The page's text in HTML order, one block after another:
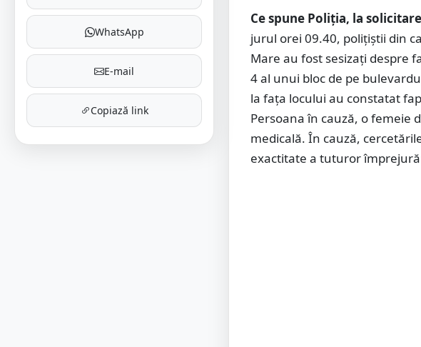
WhatsApp
E-mail
Copiază link
Ce spune Poliția, la
jurul orei 09.40, polițiștii din
Mare au fost sesizați despre
4 al unui bloc de pe
la fața locului au constatat
Persoana în cauză, o femeie
medicală. În cauză,
exactitate a tuturor